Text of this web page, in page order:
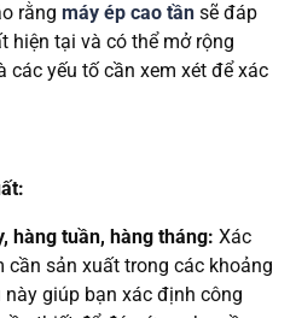
rằng máy ép cao tần sẽ đáp
hiện tại và có thể mở rộng
yếu tố cần xem xét để xác
hàng tuần, hàng tháng: Xác
sản xuất trong các khoảng
giúp bạn xác định công